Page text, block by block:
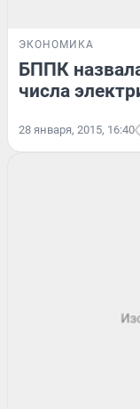
ЭКОНОМИКА
БППК
числа
28 января, 2015, 16:40